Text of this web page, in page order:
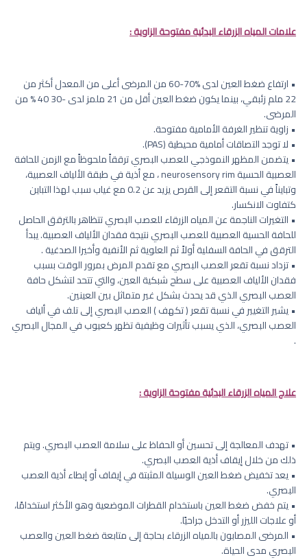
علامات المياه الزرقاء البدئية مفتوحة الزاوية :
• ارتفاع ضغط العين لدى %70-60 من المرضى أعلى من المعدل أكثر من
22 ملم زئبقي، بينما يكون ضغط العين أقل من 21 ملمز لدى -30 40 % من
المرضى.
• زاوية تنظير الغرفة الأمامية مفتوحة.
• لا توجد التصاقات أمامية محيطية (PAS).
• يتضمن المظهر النموذجي للعصب البصري ترققاً ملحوظاً مع الزمن للحافة
العصبية الحسية neurosensory rim ، مع أذية في طبقة الألياف العصبية،
وتبايناً في نسبة التقعر إلى القرص يزيد عن 0.2 مع غياب سبب لهذا التباين
كتفاوت الانكسار.
• التغيرات الناجمة عن المياه الزرقاء للعصب البصري تتظاهر بالترقق الحاصل
للحافة الحسية العصبية للعصب البصري نتيجة فقدان الألياف العصبية. يبدأ
الترقق في الحافة السفلية أولاً ثم العلوية ثم الأنفية وأخيرا الصدغية .
• تزداد نسبة تقعر العصب البصري مع تقدم المرض بمرور الوقت بسبب
فقدان الألياف العصبية على سطح شبكية العين، والتي تتحد لتشكل حافة
العصب البصري الذي قد يحدث بشكل غير متماثل بين العينين.
• يشير التغيير في نسبة تقعر ( تكهف ) العصب البصري إلى تلف في ألياف
العصب البصري، الذي يسبب تأثيرات وظيفية تظهر كعيوب في المجال البصري
.
علاج المياه الزرقاء البدئية مفتوحة الزاوية :
• تهدف المعالجة إلى تحسين أو الحفاظ على سلامة العصب البصري. ويتم
ذلك من خلال إيقاف أذية العصب البصري.
• يعد تخفيض ضغط العين الوسيلة المثبتة في إيقاف أو إبطاء أذية العصب
البصري.
• يتم خفض ضغط العين باستخدام القطرات الموضعية وهو الأكثر استخدامًا،
أو علاجات الليزر أو التدخل جراحيًا.
• المرضى المصابون بالمياه الزرقاء بحاجة إلى متابعة ضغط العين والعصب
البصري مدى الحياة.